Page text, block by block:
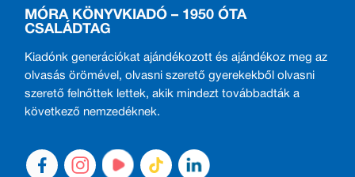
MÓRA KÖNYVKIADÓ – 1950 ÓTA
CSALÁDTAG
Kiadónk generációkat ajándékozott és ajándékoz meg az
olvasás örömével, olvasni szerető gyerekekből olvasni
szerető felnőttek lettek, akik mindezt továbbadták a
következő nemzedéknek.